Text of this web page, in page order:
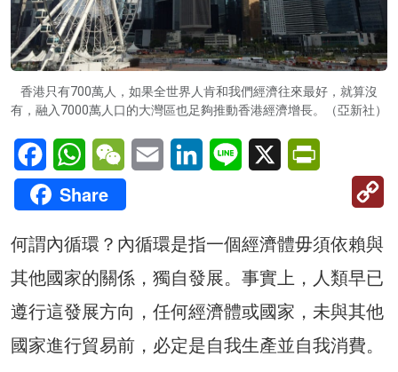
香港只有700萬人，如果全世界人肯和我們經濟往來最好，就算沒
有，融入7000萬人口的大灣區也足夠推動香港經濟增長。（亞新社）
FacebookWhatsAppWeChatEmail LinkedInLine X
Share
何謂內循環？內循環是指一個經濟體毋須依賴與
其他國家的關係，獨自發展。事實上，人類早已
遵行這發展方向，任何經濟體或國家，未與其他
國家進行貿易前，必定是自我生產並自我消費。